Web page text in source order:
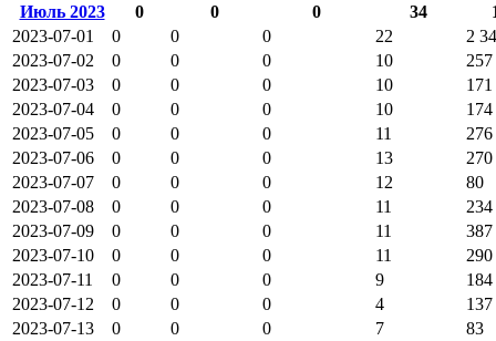
Июль 2023
0 0 0 34
2023-07-01
0 0 0 22
2
2023-07-02
0 0 0 10
257
2023-07-03
0 0 0 10
171
2023-07-04
0 0 0 10
174
2023-07-05
0 0 0 11
276
2023-07-06
0 0 0 13
270
2023-07-07
0 0 0 12
80
2023-07-08
0 0 0 11
234
2023-07-09
0 0 0 11
387
2023-07-10
0 0 0 11
290
2023-07-11
0 0 0 9
184
2023-07-12
0 0 0 4
137
2023-07-13
0 0 0 7
83